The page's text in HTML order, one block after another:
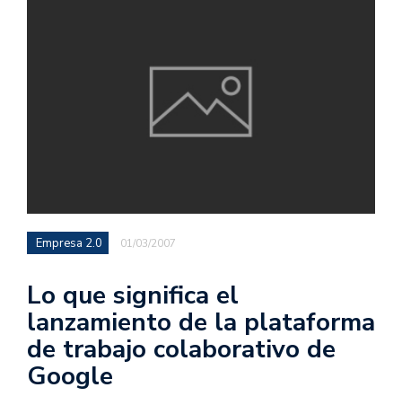
Empresa 2.0 01/03/2007
Lo que significa el
lanzamiento de la plataforma
de trabajo colaborativo de
Google